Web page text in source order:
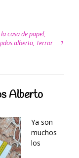
la casa de papel,
alberto, Terror
1
Alberto
Ya son
muchos
los